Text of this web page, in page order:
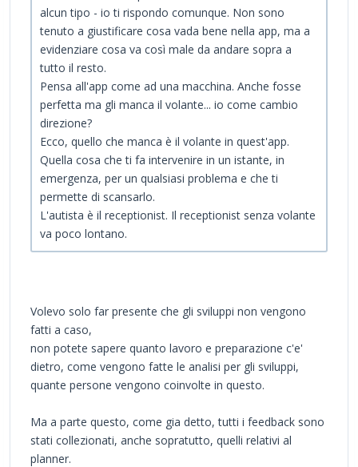
alcun tipo - io ti rispondo comunque. Non sono
tenuto a giustificare cosa vada bene nella app, ma a
evidenziare cosa va così male da andare sopra a
tutto il resto.
Pensa all'app come ad una macchina. Anche fosse
perfetta ma gli manca il volante... io come cambio
direzione?
Ecco, quello che manca è il volante in quest'app.
Quella cosa che ti fa intervenire in un istante, in
emergenza, per un qualsiasi problema e che ti
permette di scansarlo.
L'autista è il receptionist. Il receptionist senza volante
va poco lontano.
Volevo solo far presente che gli sviluppi non vengono
fatti a caso,
non potete sapere quanto lavoro e preparazione c'e'
dietro, come vengono fatte le analisi per gli sviluppi,
quante persone vengono coinvolte in questo.
Ma a parte questo, come gia detto, tutti i feedback sono
stati collezionati, anche sopratutto, quelli relativi al
planner.